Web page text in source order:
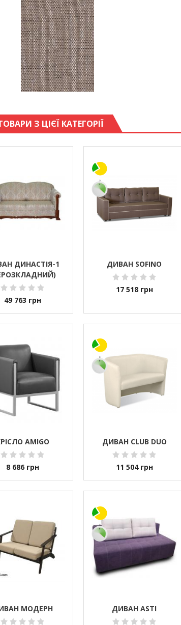
З ЦІЄЇ КАТЕГОРІЇ
ДИНАСТІЯ-1
49 763 грн
ДИВАН SOFINO
17 518 грн
AMIGO
8 686 грн
ДИВАН CLUB DUO
11 504 грн
МОДЕРН ДИВАН ASTI